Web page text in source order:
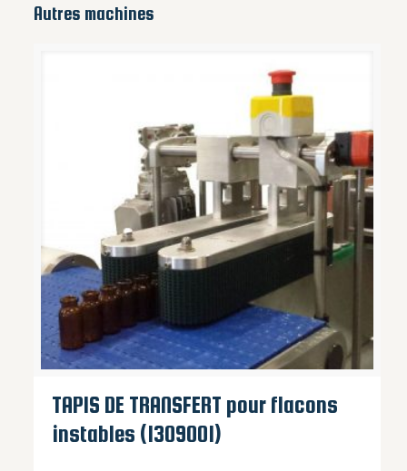
Autres machines
TAPIS DE TRANSFERT pour flacons
instables (1309001)